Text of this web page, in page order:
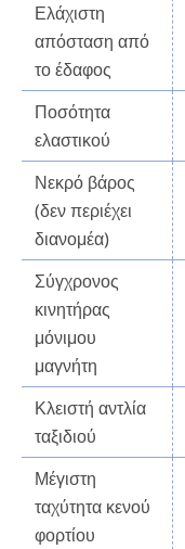
Ελάχιστη
απόσταση από
το έδαφος
Ποσότητα
ελαστικού
Νεκρό βάρος
(δεν περιέχει
διανομέα)
Σύγχρονος
κινητήρας
μόνιμου
μαγνήτη
Κλειστή αντλία
ταξιδιού
Μέγιστη
ταχύτητα κενού
φορτίου